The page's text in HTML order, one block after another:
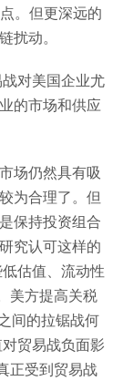
。但更深远的
扰动。
对美国企业尤
的市场和供应
场仍然具有吸
为合理了。但
保持投资组合
究认可这样的
估值、流动性
美方提高关税
间的拉锯战何
贸易战负面影
正受到贸易战